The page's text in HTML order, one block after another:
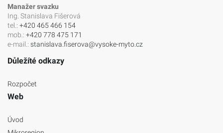
Manažer svazku
Ing. Stanislava Fišerová
tel.: +420 465 466 154
mob.: +420 778 475 171
e-mail.: stanislava.fiserova@vysoke-myto.cz
Důležíté odkazy
Rozpočet
Web
Úvod